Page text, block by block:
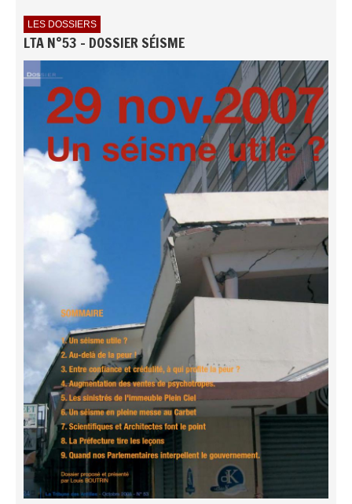
LES DOSSIERS
LTA N°53 - DOSSIER SÉISME